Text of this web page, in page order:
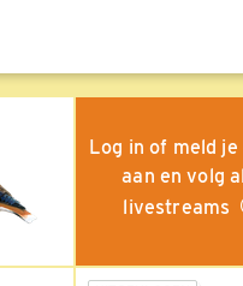
Log in of meld
aan en volg
livestreams